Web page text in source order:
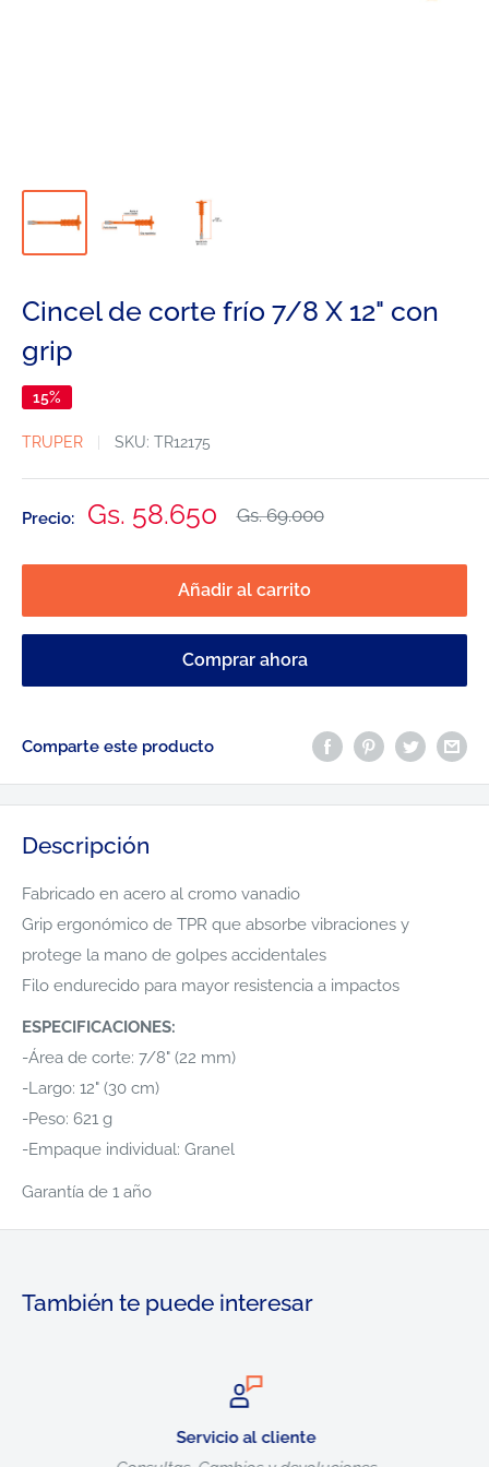
Cincel de corte frío 7/8 X 12" con
grip
15%
TRUPER SKU: TR12175
Precio:
Precio
venta
Gs. 58.650
Precio
Gs. 69.000
Añadir al carrito
Comprar ahora
Comparte este producto
Descripción
Fabricado en acero al cromo vanadio
Grip ergonómico de TPR que absorbe vibraciones y
protege la mano de golpes accidentales
Filo endurecido para mayor resistencia a impactos
ESPECIFICACIONES:
-Área de corte: 7/8" (22 mm)
-Largo: 12" (30 cm)
-Peso: 621 g
-Empaque individual: Granel
Garantía de 1 año
También te puede interesar
Servicio al cliente